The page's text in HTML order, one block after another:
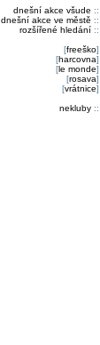
dnešní akce všude ::
dnešní akce ve městě ::
rozšířené hledání::
[freeško]
[harcovna]
[le monde]
[rosava]
[vrátnice]
nekluby::